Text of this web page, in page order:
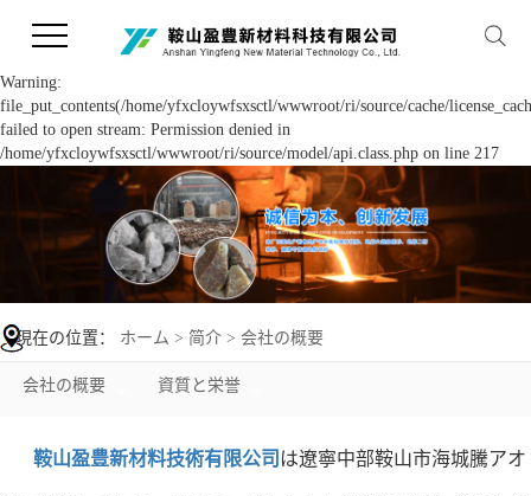
Warning:
file_put_contents(/home/yfxcloywfsxsctl/wwwroot/ri/source/cache/
failed to open stream: Permission denied in
/home/yfxcloywfsxsctl/wwwroot/ri/source/model/api.class.php on line 217
現在の位置： ホーム > 简介 >会社の概要
会社の概要 資質と栄誉
鞍山盈豊新材料技術有限公司 は遼寧中部鞍山市海城騰アオ